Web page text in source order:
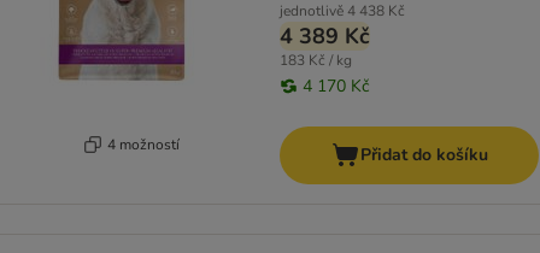
4 možností
jednotlivě4 438 Kč
4 389 Kč
183 Kč / kg
4 170 Kč
Přidat do košíku